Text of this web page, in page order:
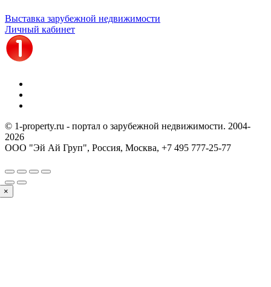
Выставка зарубежной недвижимости
Личный кабинет
© 1-property.ru - портал о зарубежной недвижимости. 2004-
2026
ООО "Эй Ай Груп", Россия, Москва, +7 495 777-25-77
×